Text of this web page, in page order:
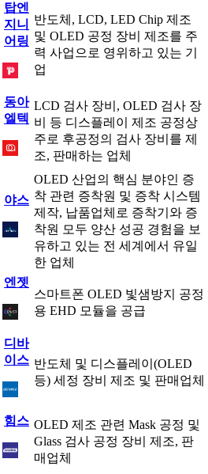
탑엔
지니
어링
반도체, LCD, LED Chip 제조
및 OLED 공정 장비 제조를 주
력 사업으로 영위하고 있는 기
업
동아
엘텍
LCD 검사 장비, OLED 검사 장
비 등 디스플레이 제조 공정상
주로 후공정의 검사 장비를 제
조, 판매하는 업체
야스
OLED 산업의 핵심 분야인 증
착 관련 증착원 및 증착 시스템
제작, 납품업체로 증착기와 증
착원 모두 양산 성공 경험을 보
유하고 있는 전 세계에서 유일
한 업체
엔젯
스마트폰 OLED 빛샘방지 공정
용 EHD 모듈을 공급
디바
이스 반도체 및 디스플레이(OLED
등) 세정 장비 제조 및 판매업체
힘스 OLED 제조 관련 Mask 공정 및
Glass 검사 공정 장비 제조, 판
매업체